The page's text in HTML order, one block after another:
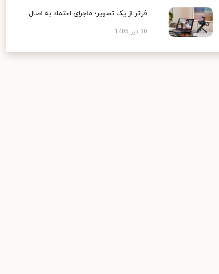
فراتر از یک تصویر؛ ماجرای اعتماد به اصال...
30 تیر 1405